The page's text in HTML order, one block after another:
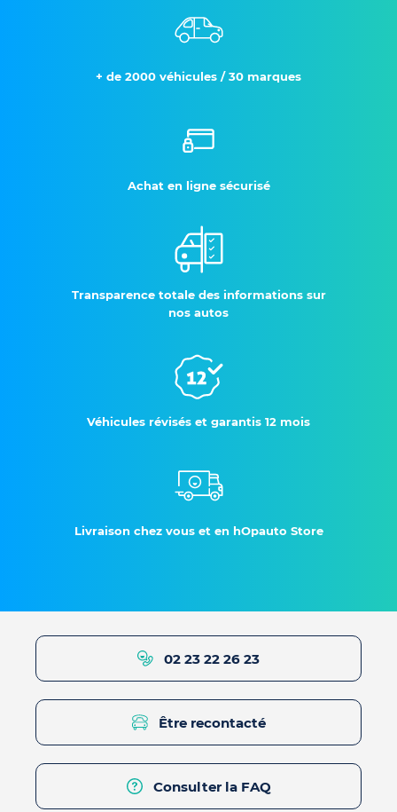
+ de 2000 véhicules / 30 marques
Achat en ligne sécurisé
Transparence totale des informations sur
nos autos
Véhicules révisés et garantis 12 mois
Livraison chez vous et en hOpauto Store
02 23 22 26 23
Être recontacté
Consulter la FAQ